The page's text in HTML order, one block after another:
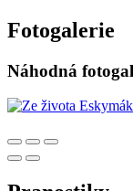
Fotogalerie
Náhodná